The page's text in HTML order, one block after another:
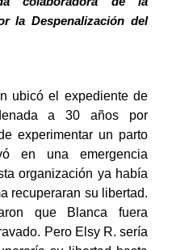
colaboradora de la
la Despenalización del
ubicó el expediente de
a 30 años por
experimentar un parto
en una emergencia
organización ya había
recuperaran su libertad.
que Blanca fuera
Pero Elsy R. sería